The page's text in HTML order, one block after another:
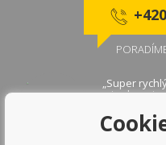
„Super
mi vyhovuje
Markéta V .,